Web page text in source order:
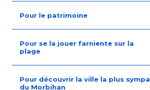
Pour le patrimoine
Pour se la jouer farniente sur la
plage
Pour découvrir la ville la plus sympa
du Morbihan